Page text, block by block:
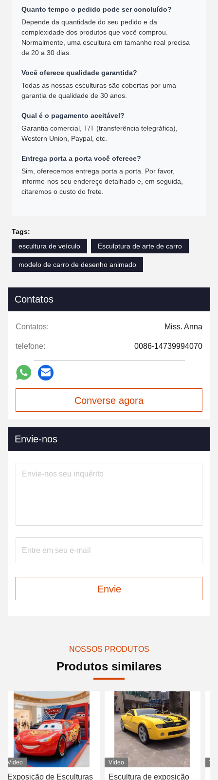
Quanto tempo o pedido pode ser concluído?
Depende da quantidade do seu pedido e da
complexidade dos produtos que você comprou.
Normalmente, uma escultura em tamanho real precisa
de 20 a 30 dias.
Você oferece qualidade garantida?
Todas as nossas esculturas são cobertas por uma
garantia de qualidade de 30 anos.
Qual é o pagamento aceitável?
Garantia comercial, T/T (transferência telegráfica),
Western Union, Paypal, etc.
Entrega porta a porta você oferece?
Sim, oferecemos entrega porta a porta. Por favor,
informe-nos seu endereço detalhado e, em seguida,
citaremos o custo do frete.
Tags:
escultura de veículo
Esculptura de arte de carro
modelo de carro de desenho animado
Contatos
Contatos: Miss. Anna
telefone: 0086-14739994070
Converse agora
Envie-nos
Envie
NOSSOS PRODUTOS
Produtos similares
Vídeo
Escultura de exposição
Vídeo
Escultura de exposição